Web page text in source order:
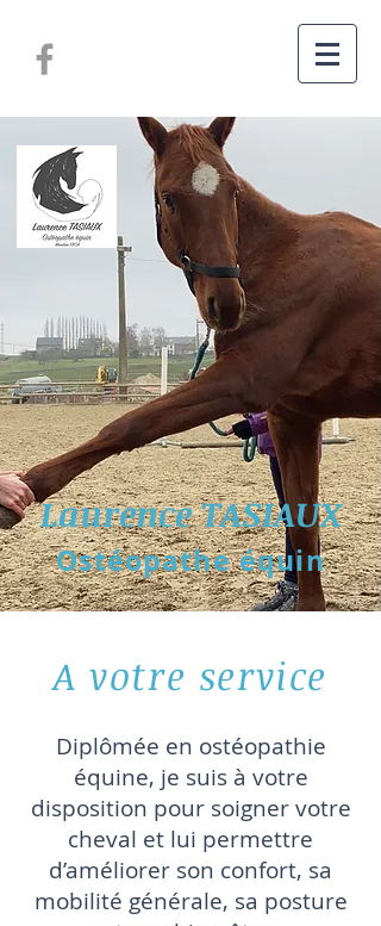
Laurence TASIAUX
Ostéopathe équin
A votre service
Diplômée en ostéopathie
équine, je suis à votre
disposition pour soigner votre
cheval et lui permettre
d’améliorer son confort, sa
mobilité générale, sa posture